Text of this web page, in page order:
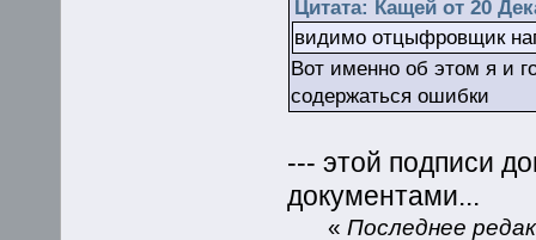
Цитата: Кащей от 20
видимо отцыфровщик
Вот именно об этом я и
содержаться ошибки
--- этой подписи
документами...
« Последнее